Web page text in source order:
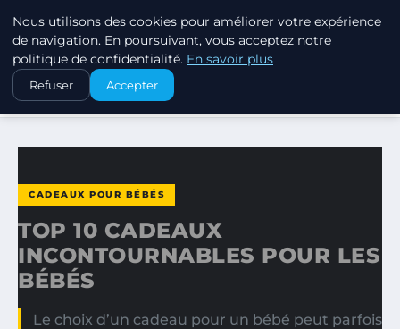
SWISSTALES
ACCUEIL
CADEAUX POUR BÉBÉS
TOP 10 CADEAUX INCONTOURNABLES POUR LES BÉBÉS
CADEAUX POUR BÉBÉS
TOP 10 CADEAUX
INCONTOURNABLES POUR LES
BÉBÉS
Le choix d’un cadeau pour un bébé peut parfois
Nous utilisons des cookies pour améliorer votre expérience
de navigation. En poursuivant, vous acceptez notre
politique de confidentialité. En savoir plus
Refuser Accepter